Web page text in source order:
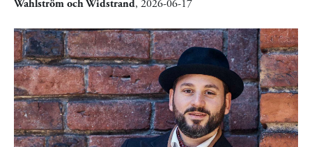
Wahlström och Widstrand, 2026-06-17